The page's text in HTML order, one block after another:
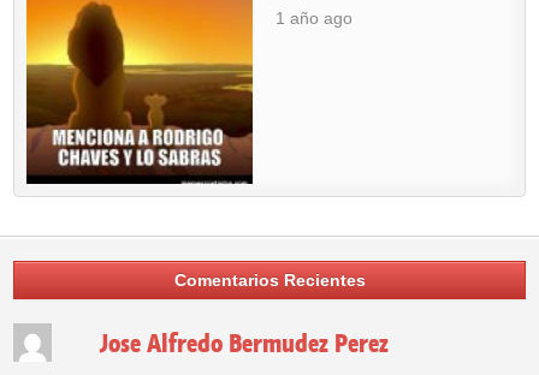
1 año ago
Comentarios Recientes
Jose Alfredo Bermudez Perez